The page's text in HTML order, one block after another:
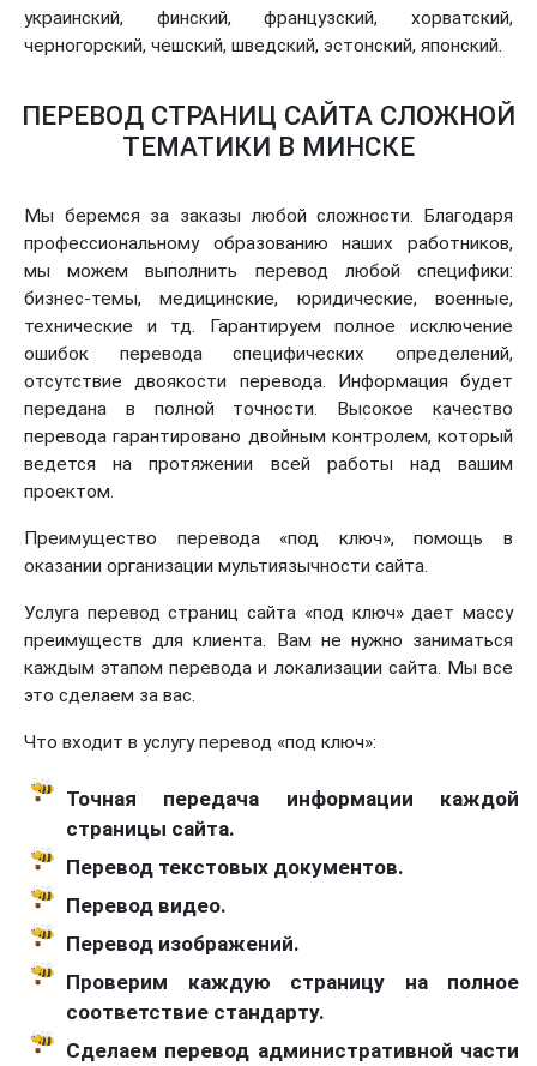
украинский, финский, французский, хорватский,
черногорский, чешский, шведский, эстонский, японский.
ПЕРЕВОД СТРАНИЦ САЙТА СЛОЖНОЙ
ТЕМАТИКИ В МИНСКЕ
Мы беремся за заказы любой сложности. Благодаря
профессиональному образованию наших работников,
мы можем выполнить перевод любой специфики:
бизнес-темы, медицинские, юридические, военные,
технические и тд. Гарантируем полное исключение
ошибок перевода специфических определений,
отсутствие двоякости перевода. Информация будет
передана в полной точности. Высокое качество
перевода гарантировано двойным контролем, который
ведется на протяжении всей работы над вашим
проектом.
Преимущество перевода «под ключ», помощь в
оказании организации мультиязычности сайта.
Услуга перевод страниц сайта «под ключ» дает массу
преимуществ для клиента. Вам не нужно заниматься
каждым этапом перевода и локализации сайта. Мы все
это сделаем за вас.
Что входит в услугу перевод «под ключ»:
Точная передача информации каждой
страницы сайта.
Перевод текстовых документов.
Перевод видео.
Перевод изображений.
Проверим каждую страницу на полное
соответствие стандарту.
Сделаем перевод административной части